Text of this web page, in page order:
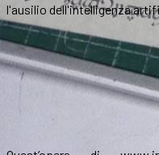
l'ausilio dell'intelligenza